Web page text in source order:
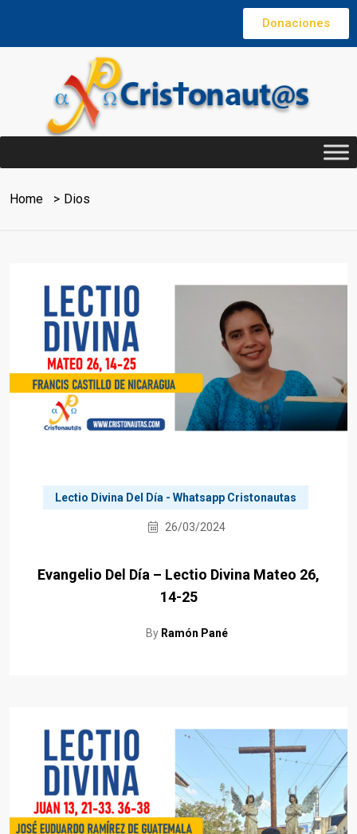
Donaciones
Home Dios
Lectio Divina Del Día - Whatsapp Cristonautas
26/03/2024
Evangelio Del Día – Lectio Divina Mateo 26,
14-25
By Ramón Pané